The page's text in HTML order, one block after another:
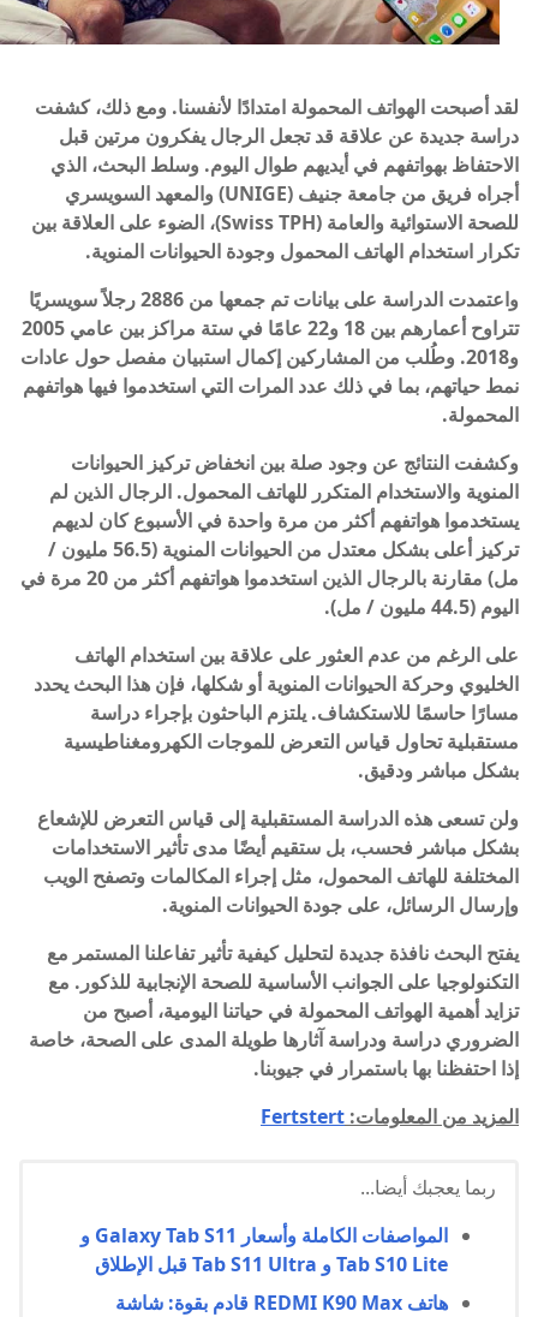
لقد أصبحت الهواتف المحمولة امتدادًا لأنفسنا. ومع ذلك، كشفت
دراسة جديدة عن علاقة قد تجعل الرجال يفكرون مرتين قبل
الاحتفاظ بهواتفهم في أيديهم طوال اليوم. وسلط البحث، الذي
أجراه فريق من جامعة جنيف (UNIGE) والمعهد السويسري
للصحة الاستوائية والعامة (Swiss TPH)، الضوء على العلاقة بين
تكرار استخدام الهاتف المحمول وجودة الحيوانات المنوية.
واعتمدت الدراسة على بيانات تم جمعها من 2886 رجلاً سويسريًا
تتراوح أعمارهم بين 18 و22 عامًا في ستة مراكز بين عامي 2005
و2018. وطُلب من المشاركين إكمال استبيان مفصل حول عادات
نمط حياتهم، بما في ذلك عدد المرات التي استخدموا فيها هواتفهم
المحمولة.
وكشفت النتائج عن وجود صلة بين انخفاض تركيز الحيوانات
المنوية والاستخدام المتكرر للهاتف المحمول. الرجال الذين لم
يستخدموا هواتفهم أكثر من مرة واحدة في الأسبوع كان لديهم
تركيز أعلى بشكل معتدل من الحيوانات المنوية (56.5 مليون /
مل) مقارنة بالرجال الذين استخدموا هواتفهم أكثر من 20 مرة في
اليوم (44.5 مليون / مل).
على الرغم من عدم العثور على علاقة بين استخدام الهاتف
الخليوي وحركة الحيوانات المنوية أو شكلها، فإن هذا البحث يحدد
مسارًا حاسمًا للاستكشاف. يلتزم الباحثون بإجراء دراسة
مستقبلية تحاول قياس التعرض للموجات الكهرومغناطيسية
بشكل مباشر ودقيق.
ولن تسعى هذه الدراسة المستقبلية إلى قياس التعرض للإشعاع
بشكل مباشر فحسب، بل ستقيم أيضًا مدى تأثير الاستخدامات
المختلفة للهاتف المحمول، مثل إجراء المكالمات وتصفح الويب
وإرسال الرسائل، على جودة الحيوانات المنوية.
يفتح البحث نافذة جديدة لتحليل كيفية تأثير تفاعلنا المستمر مع
التكنولوجيا على الجوانب الأساسية للصحة الإنجابية للذكور. مع
تزايد أهمية الهواتف المحمولة في حياتنا اليومية، أصبح من
الضروري دراسة ودراسة آثارها طويلة المدى على الصحة، خاصة
إذا احتفظنا بها باستمرار في جيوبنا.
المزيد من المعلومات:Fertstert
ربما يعجبك أيضا...
المواصفات الكاملة وأسعار Galaxy Tab S11 و
Tab S10 Lite و Tab S11 Ultra قبل الإطلاق
هاتف REDMI K90 Max قادم بقوة: شاشة